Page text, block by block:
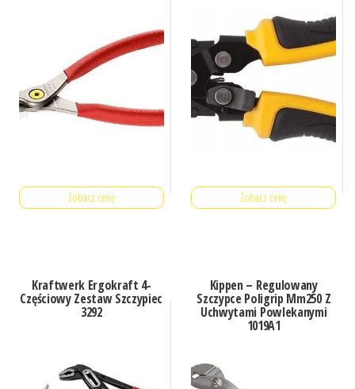
Zobacz cenę Zobacz cenę
Kraftwerk Ergokraft 4-
Częściowy Zestaw Szczypiec
3292
Kippen – Regulowany
Szczypce Poligrip Mm250 Z
Uchwytami Powlekanymi
1019A1